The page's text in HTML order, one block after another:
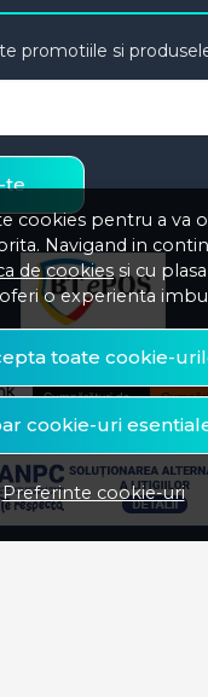
cookies pentru a va
Navigand in
de cookies si cu
o experienta
toate cookie-
cookie-uri
Preferinte cookie-uri
promotiile si
te